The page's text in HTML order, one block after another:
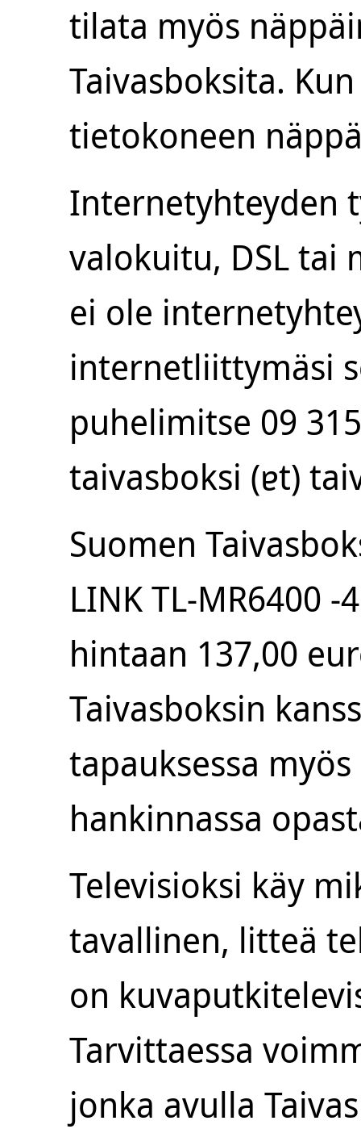
tilata myös
Taivasboksita.
tietokoneen
Internetyhteyden
valokuitu, DSL tai
ei ole
internetliittymäsi
puhelimitse 09
taivasboksi (ɐt)
Suomen
LINK TL-MR6400
hintaan 137,00
Taivasboksin
tapauksessa
hankinnassa
Televisioksi käy
tavallinen, litteä
on
Tarvittaessa
jonka avulla